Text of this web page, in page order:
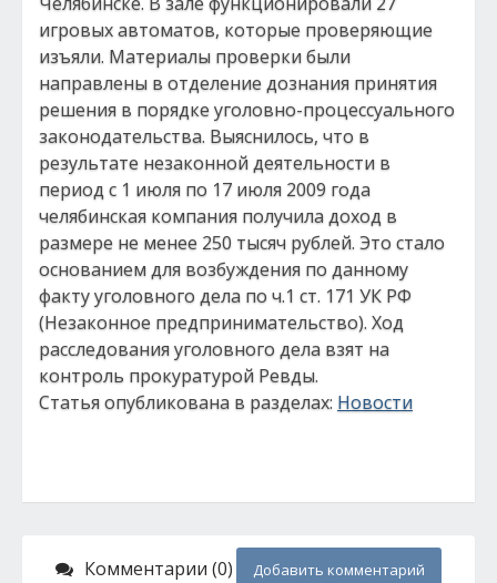
игровых автоматов, которые проверяющие
изъяли. Материалы проверки были
направлены в отделение дознания принятия
решения в порядке уголовно-процессуального
законодательства. Выяснилось, что в
результате незаконной деятельности в
период с 1 июля по 17 июля 2009 года
челябинская компания получила доход в
размере не менее 250 тысяч рублей. Это стало
основанием для возбуждения по данному
факту уголовного дела по ч.1 ст. 171 УК РФ
(Незаконное предпринимательство). Ход
расследования уголовного дела взят на
контроль прокуратурой Ревды.
Статья опубликована в разделах: Новости
Комментарии (0) Добавить комментарий